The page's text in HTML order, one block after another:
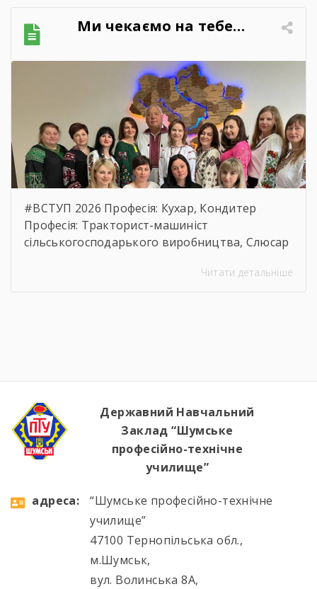
обгрунтування технічних та якісних
характеристик предмета закупівлі, розміру
бюджетного призначення, очікуваної
вартості предмета закупівлі.
https://drive.google.com/file/d/
Ми чекаємо на тебе…
#ВСТУП 2026 Професія: Кухар, Кондитер
Професія: Тракторист-машиніст
сільськогосподарького виробництва, Слюсар
устаткування, водій автотранспортних
Читати детальніше
Державний Навчальний
Заклад “Шумське
професійно-технічне
училище”
aдресa:
“Шумське професійно-технічне
училище”
47100 Тернопільська обл.,
м.Шумськ,
вул. Волинська 8А,